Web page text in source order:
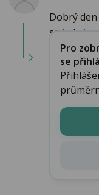
Dobrý
se jedná o
Pro
se